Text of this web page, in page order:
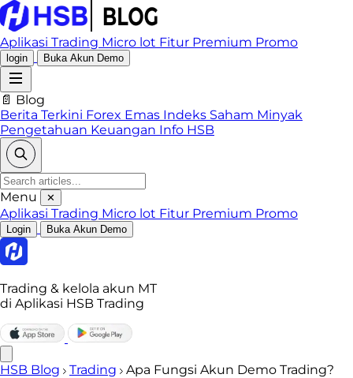
Aplikasi Trading Micro lot Fitur Premium Promo
login Buka Akun Demo
📄 Blog
Berita Terkini Forex Emas Indeks Saham Minyak
Pengetahuan Keuangan Info HSB
Menu ✕
Aplikasi Trading Micro lot Fitur Premium Promo
Login Buka Akun Demo
Trading & kelola akun MT
di Aplikasi HSB Trading
HSB Blog Trading Apa Fungsi Akun Demo Trading?